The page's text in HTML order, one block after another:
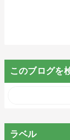
このブログを
ラベル